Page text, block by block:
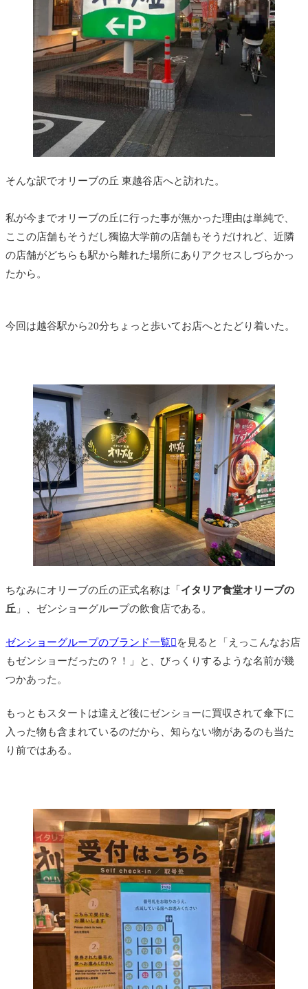
そんな訳でオリーブの丘 東越谷店へと訪れた。
私が今までオリーブの丘に行った事が無かった理由は単純で、
ここの店舗もそうだし獨協大学前の店舗もそうだけれど、近隣
の店舗がどちらも駅から離れた場所にありアクセスしづらかっ
たから。
今回は越谷駅から20分ちょっと歩いてお店へとたどり着いた。
ちなみにオリーブの丘の正式名称は「 イタリア食堂オリーブの
丘 」、ゼンショーグループの飲食店である。
ゼンショーグループのブランド一覧
を見ると「えっこんなお店
もゼンショーだったの？！」と、びっくりするような名前が幾
つかあった。
もっともスタートは違えど後にゼンショーに買収されて傘下に
入った物も含まれているのだから、知らない物があるのも当た
り前ではある。